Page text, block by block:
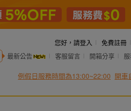
您好， 請登入 免費註冊
最新公告 客服留言 開箱分享
例假日服務時間為13:00~22:00 開車